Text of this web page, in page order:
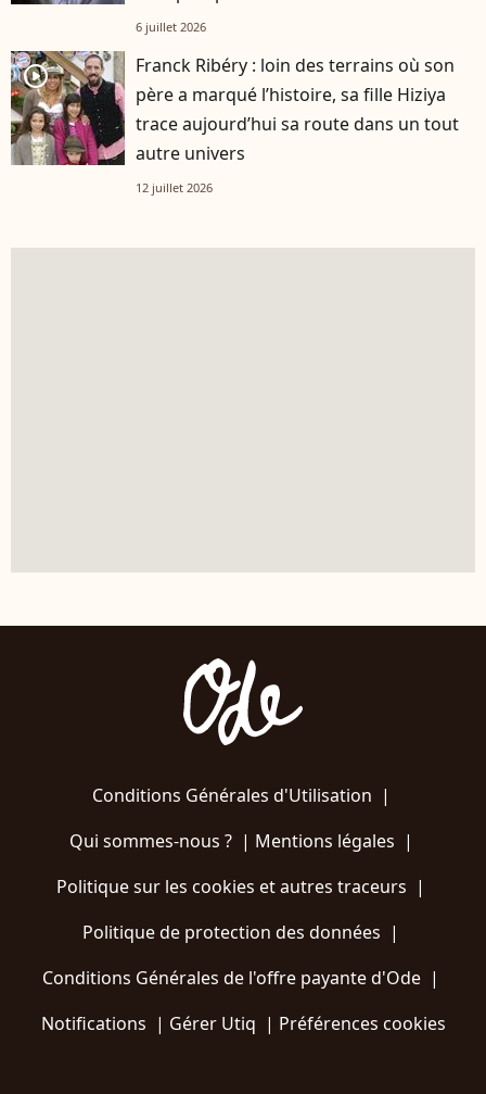
6 juillet 2026
player2
Franck Ribéry : loin des terrains où son
père a marqué l’histoire, sa fille Hiziya
trace aujourd’hui sa route dans un tout
autre univers
12 juillet 2026
Conditions Générales d'Utilisation |
Qui sommes-nous ?| Mentions légales |
Politique sur les cookies et autres traceurs |
Politique de protection des données |
Conditions Générales de l'offre payante d'Ode |
Notifications | Gérer Utiq | Préférences cookies